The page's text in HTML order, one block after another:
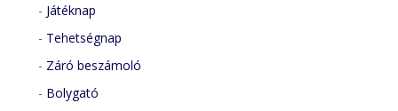
- Játéknap
- Tehetségnap
- Záró beszámoló
- Bolygató